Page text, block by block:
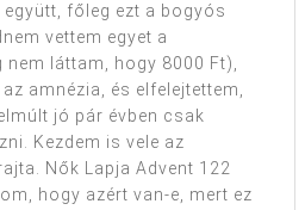
főleg ezt a bogyós
vettem egyet a
nem láttam, hogy 8000 Ft),
amnézia, és elfelejtettem,
jó pár évben csak
Kezdem is vele az
Nők Lapja Advent 122
hogy azért van-e, mert ez